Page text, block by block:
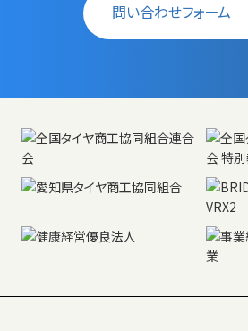
問い合わせフォーム